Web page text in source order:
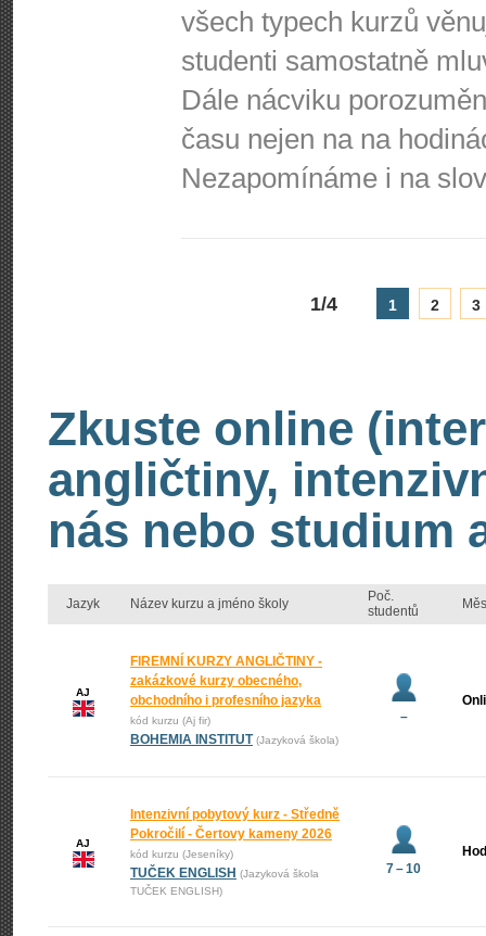
všech typech kurzů
studenti samostatně
Dále nácviku
času nejen na na
Nezapomínáme i na
1/4 1 2 3
Zkuste online
angličtiny,
nás nebo studium
Jazyk Název kurzu a jméno školy
Poč.
studentů
AJ
FIREMNÍ KURZY ANGLIČTINY -
zakázkové kurzy obecného,
obchodního i profesního jazyka
kód kurzu (Aj fir)
BOHEMIA INSTITUT (Jazyková škola)
–
AJ
Intenzivní pobytový kurz - Středně
Pokročilí - Čertovy kameny 2026
kód kurzu (Jeseníky)
TUČEK ENGLISH (Jazyková škola
TUČEK ENGLISH)
7 – 10